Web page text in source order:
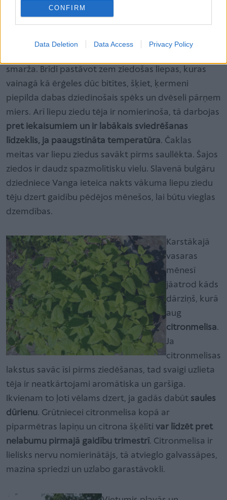
CONFIRM
Data Deletion Data Access Privacy Policy
rudzupuķu uzlējumu (tējkarote ziediņu uz glāzi
ūdens) pa ¼ glāzei pirms ēšanas.
smarža. Brīdi pastāvot zem ziedošas liepas, kuras
vainagā kā ērģeles dūc bitītes, šķiet, ķermeni
piepilda dabas dziedinošais spēks un dvēseli pārņem
miers. Arī liepu ziedu tēja ir nomierinoša, tā darbojas
pret iekaisumiem un ir labākais sviedrēšanas
līdzeklis, ja paaugstināta temperatūra. Čaklas
meitas var liepu ziedus savākt pirms saullēkta. Šajos
ziedos ir daudz spazmolītisku vielu. Slavenā bulgāru
dziedniece Vanga ieteica nakts vākuma liepu ziedu
tēju dzert gaidību pēdējos mēnešos, lai būtu vieglas
dzemdības.
Karstākajā
vasaras
mēnesī
jāatrod kāds
dārziņš, kurā
aug
citronmelisa.
Ja
citronmelisas
lakstus savāc īsi pirms ziedēšanas, tad svaigi uzlieta
tēja ir neatkārtojami aromātiska un garšīga.
Ikvienam to ļoti vēlams dzert, ja gadās dabūt saules
dūrienu. Grūtniecei citronmelisa kopā ar
piparmētras lapiņu un citrona šķēlīti var līdzēt pret
nelabumu pirmajā gaidību trimestrī. Citronmelisa ir
lielisks nervu nomierinātājs, tā atvieglo galvassāpes,
mazina spriedzi un uzlabo garastāvokli.